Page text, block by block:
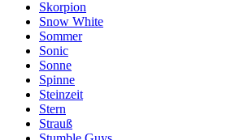
Skorpion
Snow White
Sommer
Sonic
Sonne
Spinne
Steinzeit
Stern
Strauß